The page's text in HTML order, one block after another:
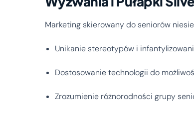
Marketing skierowany do seniorów
Unikanie stereotypów i
Dostosowanie technologii do
Zrozumienie różnorodności grupy